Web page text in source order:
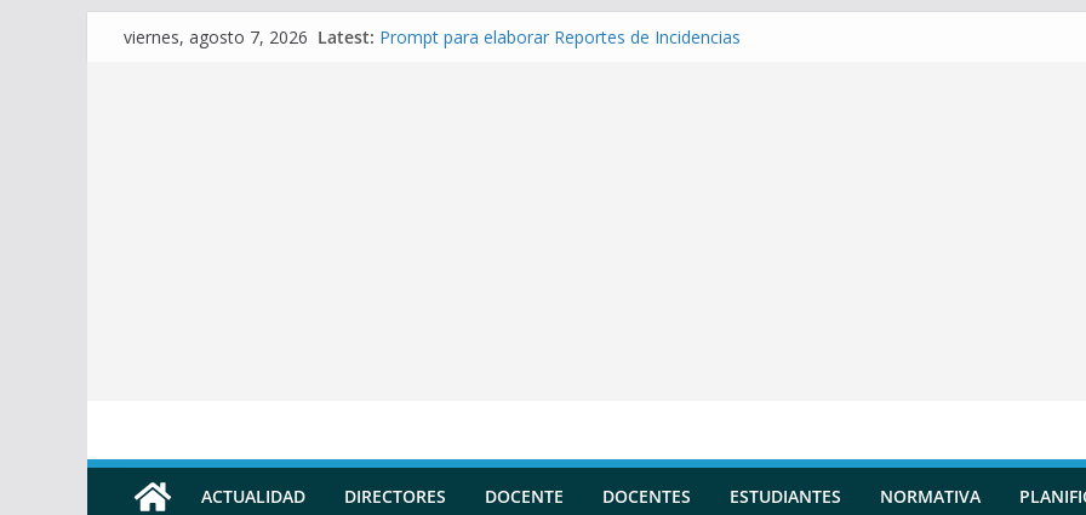
Skipviernes, agosto 7, 2026 Latest: Prompt para elaborar Reportes de Incidencias
ACTUALIDAD DIRECTORES DOCENTE DOCENTES ESTUDIANTES NORMATIVA